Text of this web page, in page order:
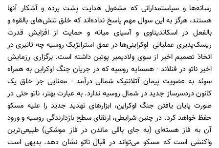
رسانه‌ها و سیاستمدارانی که مشغول هدایت پشت پرده و آشکار آنها
هستند، هرگز به این سوال مهم پاسخ نداده‌اند که خلق تنش‌های بالقوه و
بالفعل در اسکاندیناوی و آسیای میانه و حمایت از افزایش قدرت
ریسک‌پذیری عملیاتی اوکراینی‌ها در عمق استراتژیک روسیه چه تاثیری در
اتخاذ تصمیم اخیر از سوی ولادیمیر پوتین داشته است. برگزاری رزمایش
اخیر ناتو در فنلاند - همسایه روسیه که در جریان جنگ اوکراین به همراه
سوئد به عضویت پیمان آتلانتیک شمالی درآمد - معنایی جز خلق یک
کانون دردسرساز جدید در شمال روسیه ندارد. به عبارت بهتر، ناتو حتی در
صورت پایان یافتن جنگ اوکراین، ابزارهای تهدید جدید را علیه مسکو
حفظ خواهد کرد. در چنین شرایطی، ارتقای سطح بازدارندگی روسیه و ورود
آن به فاز هسته‌ای (به جای باقی ماندن در فاز موشکی) طبیعی‌ترین
واکنشی است که مسکو می‌تواند در قبال ناتو نشان دهد. بدیهی است